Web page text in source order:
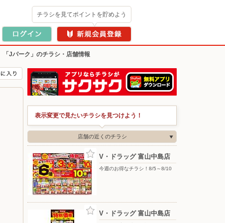
チラシを見てポイントを貯めよう
「Jパーク」のチラシ・店舗情報
表示変更で見たいチラシを見つけよう！
店舗の近くのチラシ
V・ドラッグ 富山中島店
今週のお得なチラシ！8/5～8/10
V・ドラッグ 富山中島店